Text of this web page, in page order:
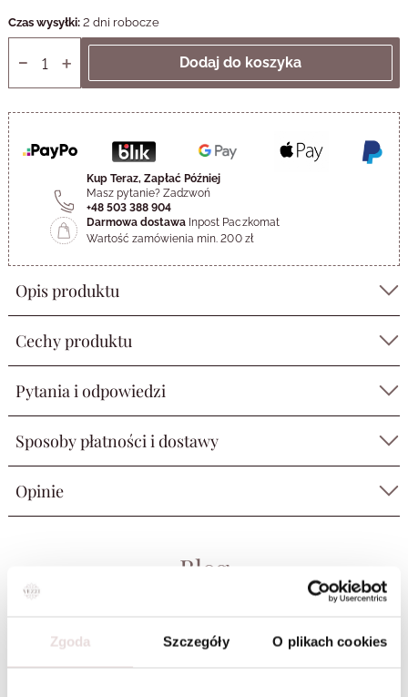
Zgoda Szczegóły O plikach cookies
Czas wysyłki:2 dni robocze
Kup Teraz, Zapłać Później
Masz pytanie? Zadzwoń
+48 503 388 904
Darmowa dostawa Inpost Paczkomat
Wartość zamówienia min. 200 zł
Opis produktu
Cechy produktu
Pytania i odpowiedzi
Sposoby płatności i dostawy
Opinie
Blog
wyjątkowe pomysły od VEZZI